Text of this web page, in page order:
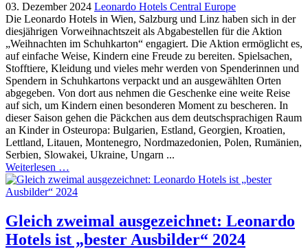
03. Dezember 2024 Leonardo Hotels Central Europe
Die Leonardo Hotels in Wien, Salzburg und Linz haben sich in der
diesjährigen Vorweihnachtszeit als Abgabestellen für die Aktion
„Weihnachten im Schuhkarton“ engagiert. Die Aktion ermöglicht es,
auf einfache Weise, Kindern eine Freude zu bereiten. Spielsachen,
Stofftiere, Kleidung und vieles mehr werden von Spenderinnen und
Spendern in Schuhkartons verpackt und an ausgewählten Orten
abgegeben. Von dort aus nehmen die Geschenke eine weite Reise
auf sich, um Kindern einen besonderen Moment zu bescheren. In
dieser Saison gehen die Päckchen aus dem deutschsprachigen Raum
an Kinder in Osteuropa: Bulgarien, Estland, Georgien, Kroatien,
Lettland, Litauen, Montenegro, Nordmazedonien, Polen, Rumänien,
Serbien, Slowakei, Ukraine, Ungarn ...
Weiterlesen …
Gleich zweimal ausgezeichnet: Leonardo
Hotels ist „bester Ausbilder“ 2024